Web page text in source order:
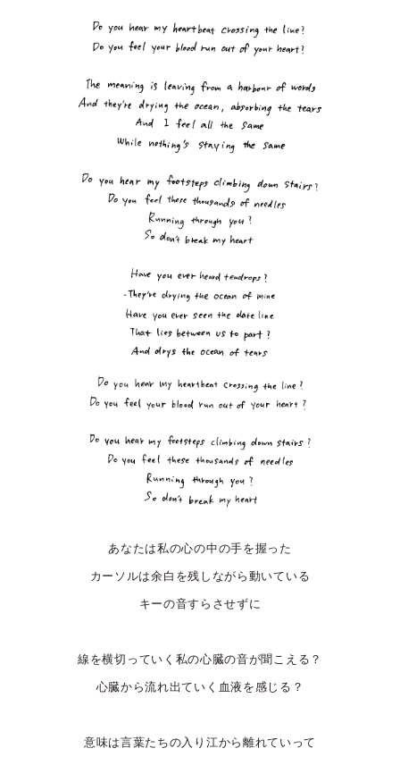
あなたは私の心の中の手を握った
カーソルは余白を残しながら動いている
キーの音すらさせずに
線を横切っていく私の心臓の音が聞こえる？
心臓から流れ出ていく血液を感じる？
意味は言葉たちの入り江から離れていって